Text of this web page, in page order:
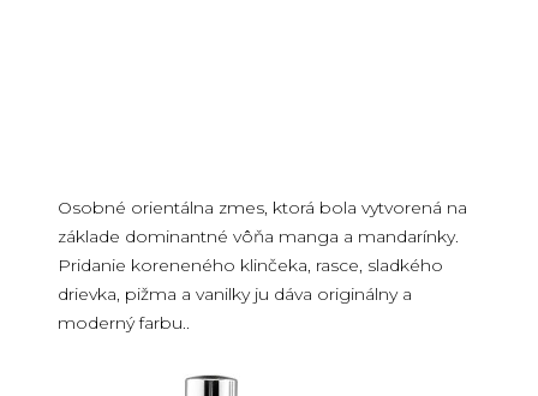
Osobné orientálna zmes, ktorá bola vytvorená na
základe dominantné vôňa manga a mandarínky.
Pridanie koreneného klinčeka, rasce, sladkého
drievka, pižma a vanilky ju dáva originálny a
moderný farbu..